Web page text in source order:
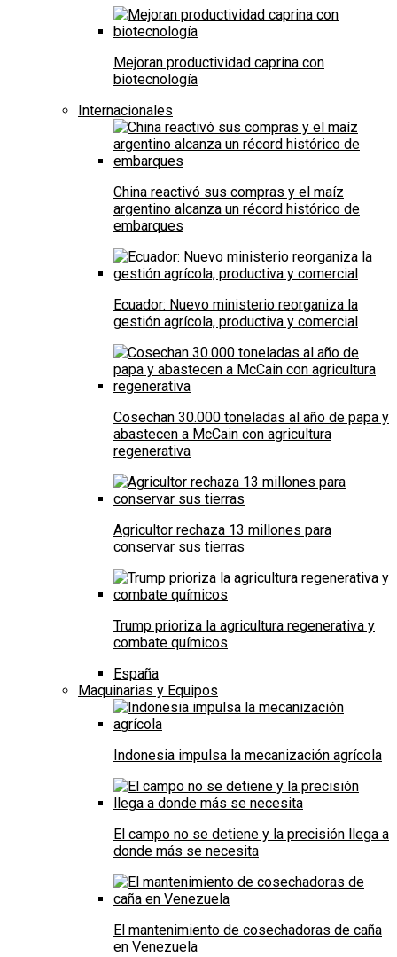
Mejoran productividad caprina con
biotecnología
Internacionales
China reactivó sus compras y el maíz
argentino alcanza un récord histórico de
embarques
Ecuador: Nuevo ministerio reorganiza la
gestión agrícola, productiva y comercial
Cosechan 30.000 toneladas al año de papa y
abastecen a McCain con agricultura
regenerativa
Agricultor rechaza 13 millones para
conservar sus tierras
Trump prioriza la agricultura regenerativa y
combate químicos
España
Maquinarias y Equipos
Indonesia impulsa la mecanización agrícola
El campo no se detiene y la precisión llega a
donde más se necesita
El mantenimiento de cosechadoras de caña
en Venezuela